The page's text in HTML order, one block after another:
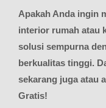
Apakah Anda ingin
interior rumah atau
solusi sempurna
berkualitas tinggi.
sekarang juga atau
Gratis!